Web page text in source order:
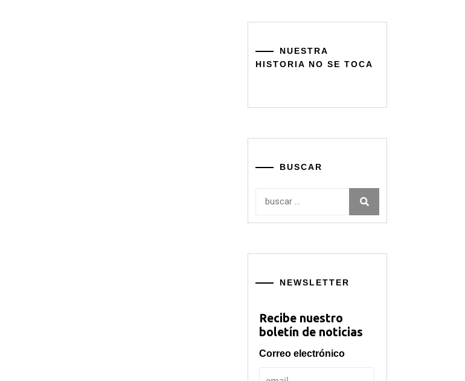
NUESTRA
HISTORIA NO SE TOCA
BUSCAR
NEWSLETTER
Recibe nuestro
boletín de noticias
Correo electrónico